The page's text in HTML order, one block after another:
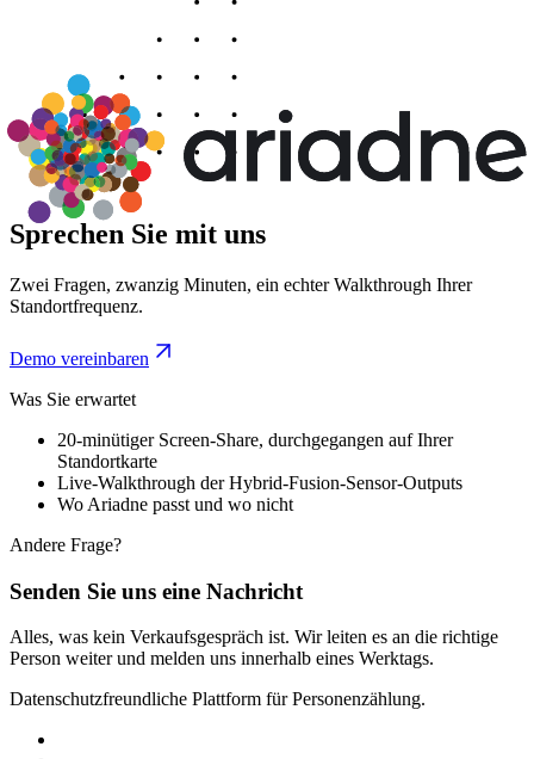
Sprechen Sie mit uns
Zwei Fragen, zwanzig Minuten, ein echter Walkthrough Ihrer
Standortfrequenz.
Demo vereinbaren
Was Sie erwartet
20-minütiger Screen-Share, durchgegangen auf Ihrer
Standortkarte
Live-Walkthrough der Hybrid-Fusion-Sensor-Outputs
Wo Ariadne passt und wo nicht
Andere Frage?
Senden Sie uns eine Nachricht
Alles, was kein Verkaufsgespräch ist. Wir leiten es an die richtige
Person weiter und melden uns innerhalb eines Werktags.
Datenschutzfreundliche Plattform für Personenzählung.